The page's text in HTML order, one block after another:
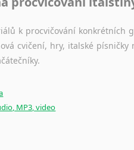
k procvičování
cvičení, hry, italské
MP3, video